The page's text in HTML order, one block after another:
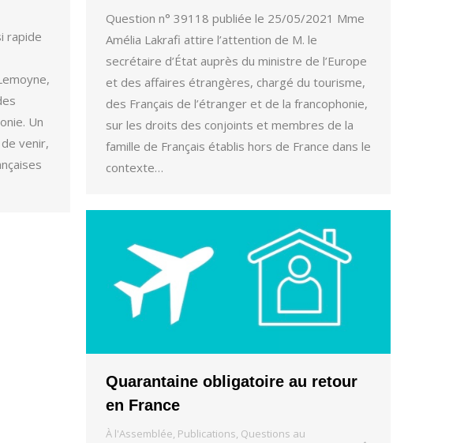
rapide
Un
venir,
Question n° 39118 publiée le 25/05/2021 Mme
Amélia Lakrafi attire l’attention de M. le
secrétaire d’État auprès du ministre de l’Europe
et des affaires étrangères, chargé du tourisme,
des Français de l’étranger et de la francophonie,
sur les droits des conjoints et membres de la
famille de Français établis hors de France dans le
contexte…
Quarantaine obligatoire au retour
en France
À l'Assemblée, Publications, Questions au